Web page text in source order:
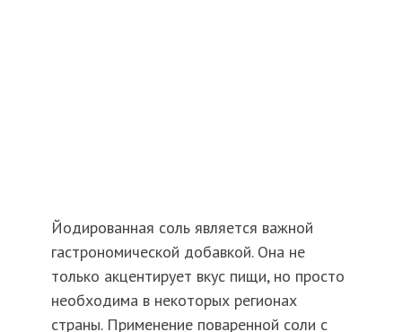
Йодированная соль является важной
гастрономической добавкой. Она не
только акцентирует вкус пищи, но просто
необходима в некоторых регионах
страны. Применение поваренной соли с